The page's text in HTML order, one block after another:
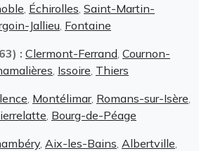
Échirolles Saint-Martin-
Jallieu Fontaine
: Clermont-Ferrand Cournon-
Issoire Thiers
Montélimar, Romans-sur-Isère
Bourg-de-Péage
Aix-les-Bains Albertville